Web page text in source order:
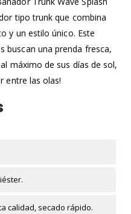
tipo trunk que combina
y un estilo único. Este
buscan una prenda fresca,
máximo de sus días de sol,
entre las olas!
calidad, secado rápido.